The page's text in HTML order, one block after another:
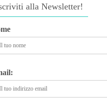
alla Newsletter!